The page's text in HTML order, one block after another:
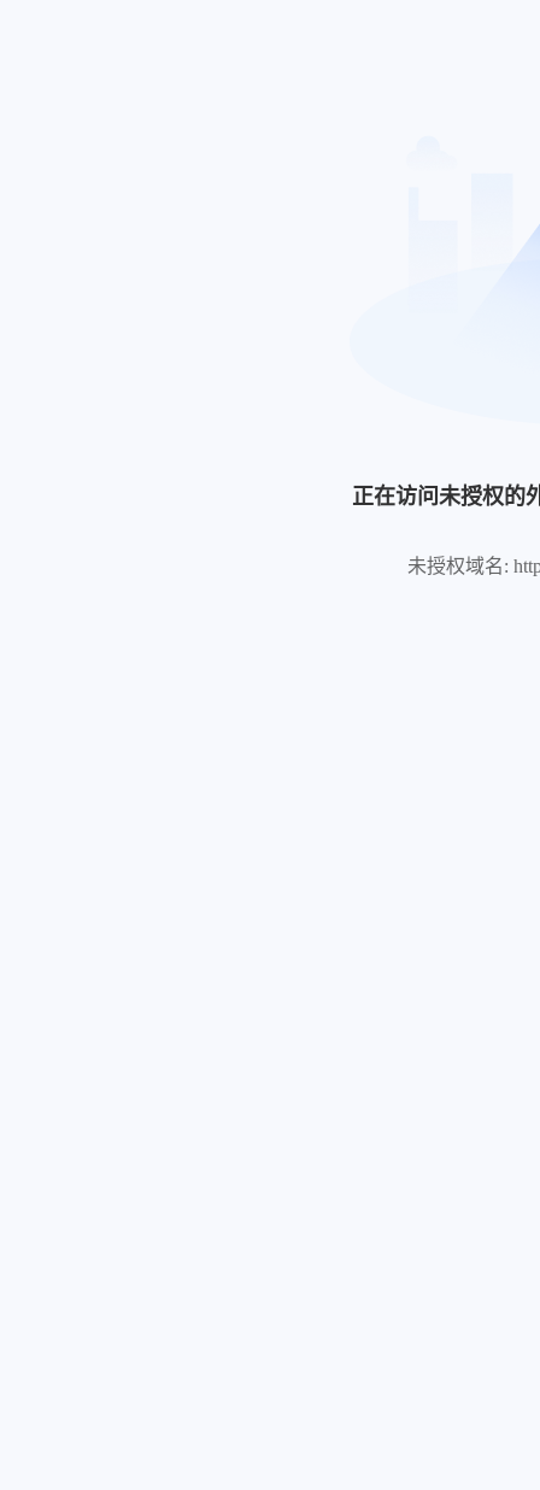
正在访问未授权的
未授权域名: